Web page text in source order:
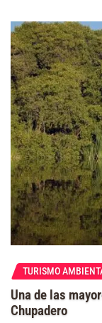
TURISMO
Una de las
Chupadero